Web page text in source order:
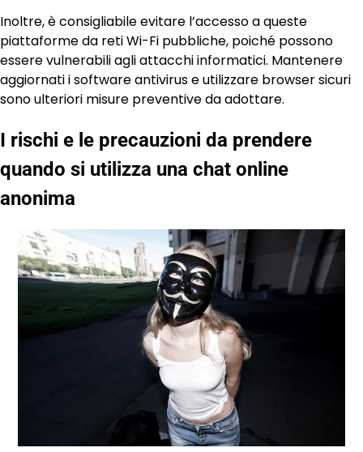
Inoltre, è consigliabile evitare l’accesso a queste
piattaforme da reti Wi-Fi pubbliche, poiché possono
essere vulnerabili agli attacchi informatici. Mantenere
aggiornati i software antivirus e utilizzare browser sicuri
sono ulteriori misure preventive da adottare.
I rischi e le precauzioni da prendere
quando si utilizza una chat online
anonima